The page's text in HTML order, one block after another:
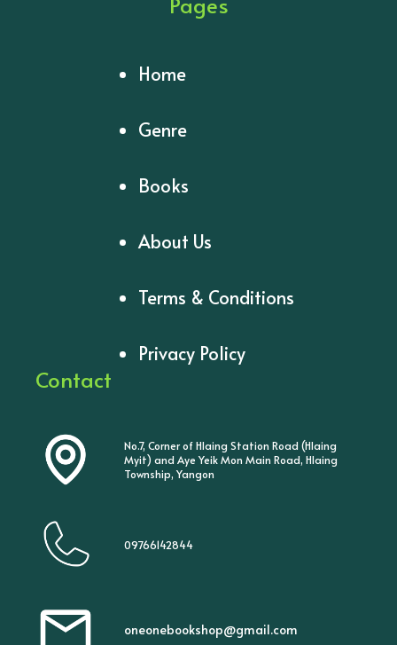
Home
Genre
Books
About Us
Terms & Conditions
Privacy Policy
Contact
No.7, Corner of Hlaing Station Road (Hlaing
Myit) and Aye Yeik Mon Main Road, Hlaing
Township, Yangon
09766142844
oneonebookshop@gmail.com